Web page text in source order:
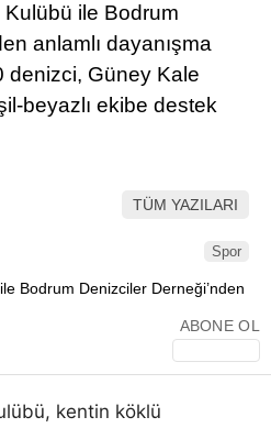
ile Bodrum
anlamlı dayanışma
denizci, Güney Kale
beyazlı ekibe destek
TÜM YAZILARI
Spor
ABONE OL
kentin köklü